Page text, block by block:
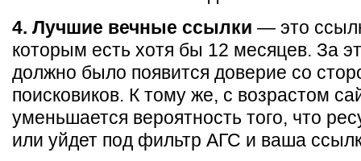
4. Лучшие вечные ссылки — это
которым есть хотя бы 12 месяцев. За
должно было появится доверие со
поисковиков. К тому же, с возрастом
уменьшается вероятность того, что
или уйдет под фильтр АГС и ваша